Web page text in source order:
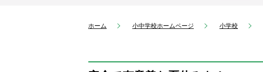
ホーム 小中学校ホームページ 小学校